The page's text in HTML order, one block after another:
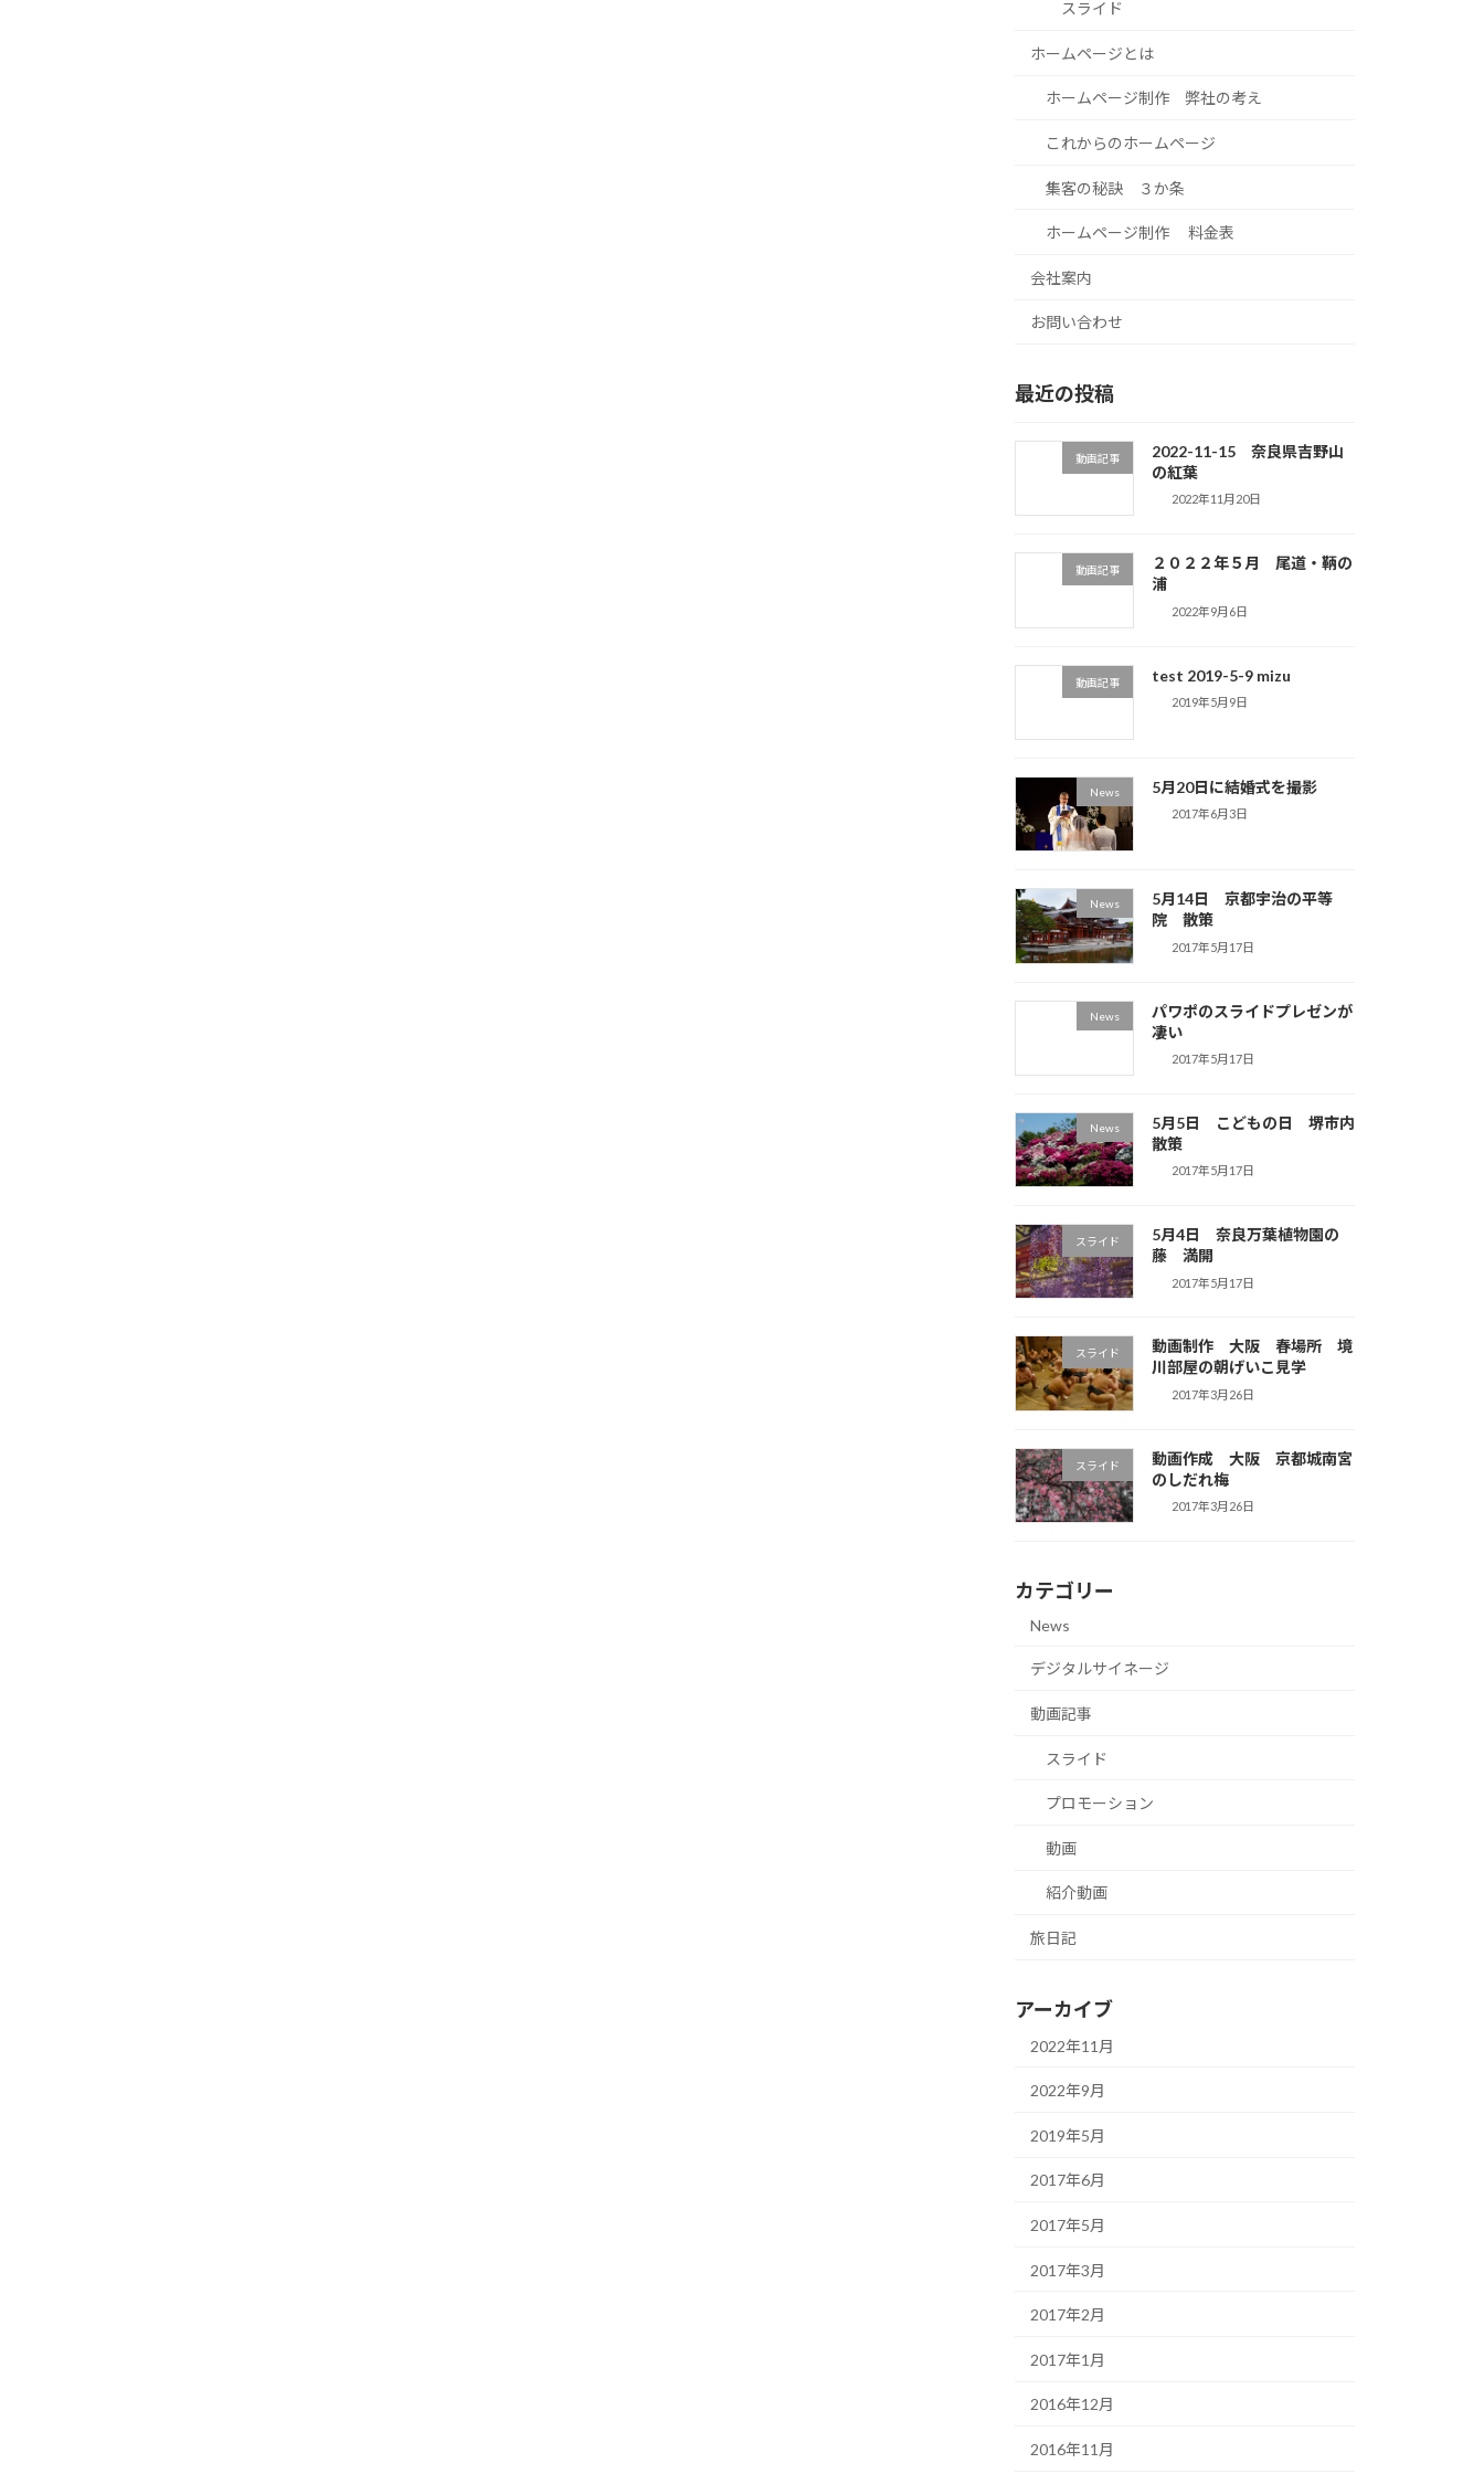
スライド
ホームページとは
ホームページ制作 弊社の考え
これからのホームページ
集客の秘訣 ３か条
ホームページ制作 料金表
会社案内
お問い合わせ
最近の投稿
動画記事
2022-11-15 奈良県吉野山
の紅葉
2022年11月20日
動画記事
２０２２年５月 尾道・鞆の
浦
2022年9月6日
動画記事 test 2019-5-9 mizu
2019年5月9日
News 5月20日に結婚式を撮影
2017年6月3日
News
5月14日 京都宇治の平等
院 散策
2017年5月17日
News
パワポのスライドプレゼンが
凄い
2017年5月17日
News
5月5日 こどもの日 堺市内
散策
2017年5月17日
スライド
5月4日 奈良万葉植物園の
藤 満開
2017年5月17日
スライド
動画制作 大阪 春場所 境
川部屋の朝げいこ見学
2017年3月26日
スライド
動画作成 大阪 京都城南宮
のしだれ梅
2017年3月26日
カテゴリー
News
デジタルサイネージ
動画記事
スライド
プロモーション
動画
紹介動画
旅日記
アーカイブ
2022年11月
2022年9月
2019年5月
2017年6月
2017年5月
2017年3月
2017年2月
2017年1月
2016年12月
2016年11月